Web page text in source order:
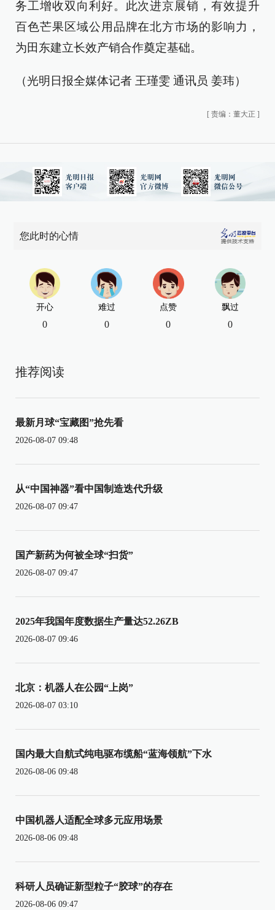
务工增收双向利好。此次进京展销，有效提升
百色芒果区域公用品牌在北方市场的影响力，
为田东建立长效产销合作奠定基础。
（光明日报全媒体记者 王瑾雯 通讯员 姜玮）
[ 责编：董大正 ]
您此时的心情
开心
0
难过
0
点赞
0
飘过
0
推荐阅读
最新月球“宝藏图”抢先看
2026-08-07 09:48
从“中国神器”看中国制造迭代升级
2026-08-07 09:47
国产新药为何被全球“扫货”
2026-08-07 09:47
2025年我国年度数据生产量达52.26ZB
2026-08-07 09:46
北京：机器人在公园“上岗”
2026-08-07 03:10
国内最大自航式纯电驱布缆船“蓝海领航”下水
2026-08-06 09:48
中国机器人适配全球多元应用场景
2026-08-06 09:48
科研人员确证新型粒子“胶球”的存在
2026-08-06 09:47